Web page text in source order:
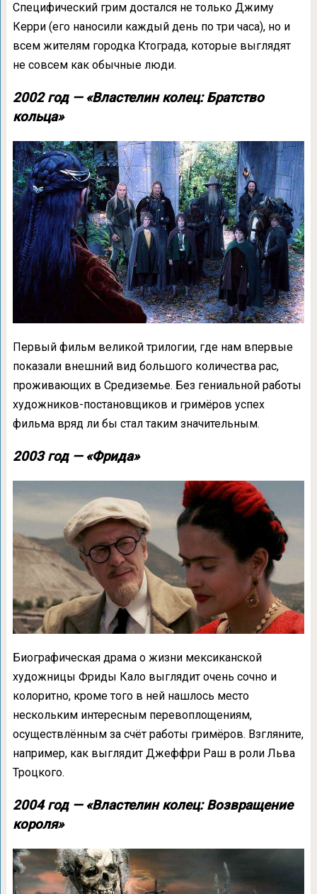
Специфический грим достался не только Джиму
Керри (его наносили каждый день по три часа), но и
всем жителям городка Ктограда, которые выглядят
не совсем как обычные люди.
2002 год — «Властелин колец: Братство
кольца»
Первый фильм великой трилогии, где нам впервые
показали внешний вид большого количества рас,
проживающих в Средиземье. Без гениальной работы
художников-постановщиков и гримёров успех
фильма вряд ли бы стал таким значительным.
2003 год — «Фрида»
Биографическая драма о жизни мексиканской
художницы Фриды Кало выглядит очень сочно и
колоритно, кроме того в ней нашлось место
нескольким интересным перевоплощениям,
осуществлённым за счёт работы гримёров. Взгляните,
например, как выглядит Джеффри Раш в роли Льва
Троцкого.
2004 год — «Властелин колец: Возвращение
короля»